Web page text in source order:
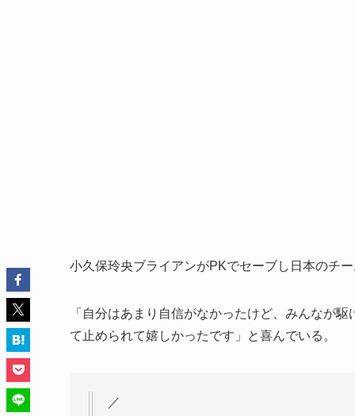
小久保玲央ブライアンがPKでセーブし日本のチ
「自分はあまり自信がなかったけど、みんなが
て止められて嬉しかったです」と喜んでいる。
／